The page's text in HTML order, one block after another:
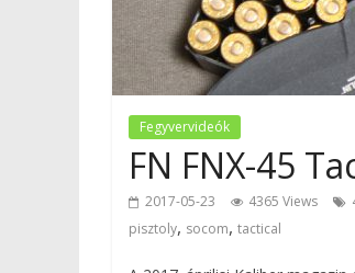
Fegyvervideók
FN FNX-45
2017-05-23 4365 Views
pisztoly, socom, tactical